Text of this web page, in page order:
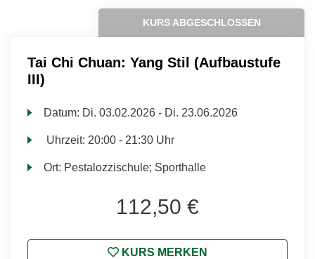
KURS ABGESCHLOSSEN
Tai Chi Chuan: Yang Stil (Aufbaustufe
III)
Datum: Di. 03.02.2026 - Di. 23.06.2026
Uhrzeit: 20:00 - 21:30 Uhr
Ort: Pestalozzischule; Sporthalle
112,50 €
KURS MERKEN